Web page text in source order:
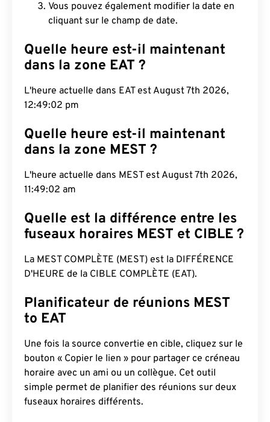
Vous pouvez également modifier la date en
cliquant sur le champ de date.
Quelle heure est-il maintenant
dans la zone EAT ?
L'heure actuelle dans EAT est August 7th 2026,
12:49:02 pm
Quelle heure est-il maintenant
dans la zone MEST ?
L'heure actuelle dans MEST est August 7th 2026,
11:49:02 am
Quelle est la différence entre les
fuseaux horaires MEST et CIBLE ?
La MEST COMPLÈTE (MEST) est la DIFFÉRENCE
D'HEURE de la CIBLE COMPLÈTE (EAT).
Planificateur de réunions MEST
to EAT
Une fois la source convertie en cible, cliquez sur le
bouton « Copier le lien » pour partager ce créneau
horaire avec un ami ou un collègue. Cet outil
simple permet de planifier des réunions sur deux
fuseaux horaires différents.